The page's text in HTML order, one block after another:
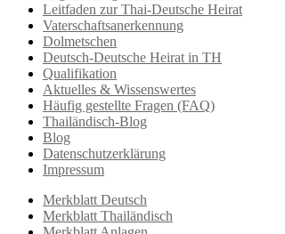
Leitfaden zur Thai-Deutsche Heirat
Vaterschaftsanerkennung
Dolmetschen
Deutsch-Deutsche Heirat in TH
Qualifikation
Aktuelles & Wissenswertes
Häufig gestellte Fragen (FAQ)
Thailändisch-Blog
Blog
Datenschutzerklärung
Impressum
Merkblatt Deutsch
Merkblatt Thailändisch